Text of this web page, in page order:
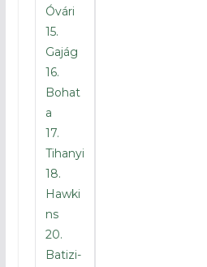
Óvári
15.
Gajág
16.
Bohat
a
17.
Tihanyi
18.
Hawki
ns
20.
Batizi-